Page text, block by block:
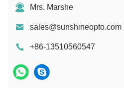
Mrs. Marshe
sales@sunshineopto.com
+86-13510560547